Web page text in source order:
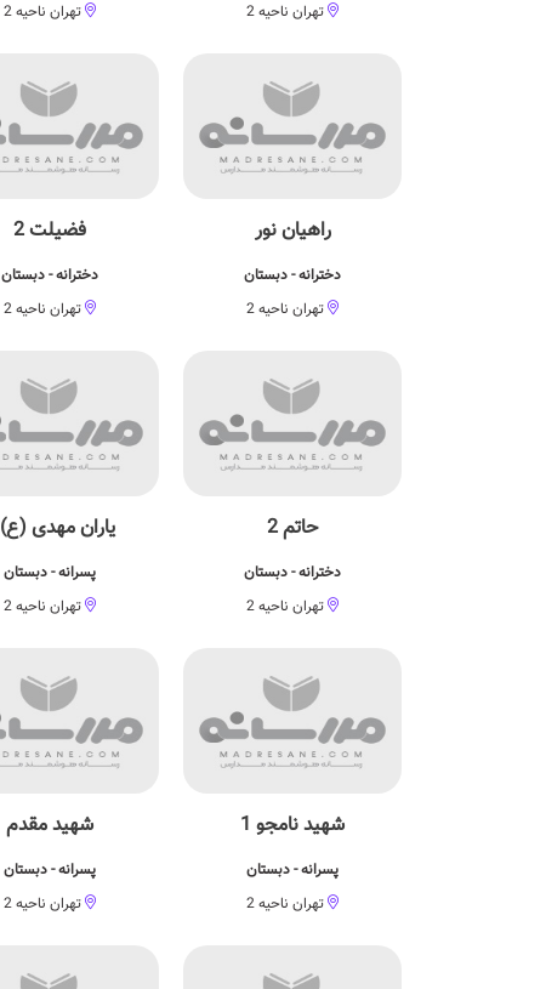
تهران ناحیه 2
تهران ناحیه 2
راهیان نور
دخترانه - دبستان
تهران ناحیه 2
فضیلت 2
دخترانه - دبستان
تهران ناحیه 2
حاتم 2
دخترانه - دبستان
تهران ناحیه 2
یاران مهدی (ع) 7
پسرانه - دبستان
تهران ناحیه 2
شهید نامجو 1
پسرانه - دبستان
تهران ناحیه 2
شهید مقدم
پسرانه - دبستان
تهران ناحیه 2